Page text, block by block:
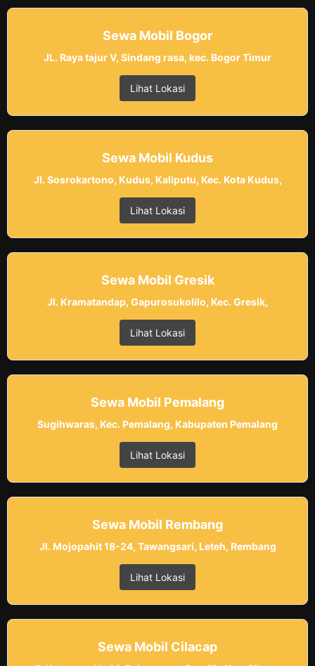
Sewa Mobil Bogor
JL. Raya tajur V, Sindang rasa, kec. Bogor Timur
Lihat Lokasi
Sewa Mobil Kudus
Jl. Sosrokartono, Kudus, Kaliputu, Kec. Kota Kudus,
Lihat Lokasi
Sewa Mobil Gresik
Jl. Kramatandap, Gapurosukolilo, Kec. Gresik,
Lihat Lokasi
Sewa Mobil Pemalang
Sugihwaras, Kec. Pemalang, Kabupaten Pemalang
Lihat Lokasi
Sewa Mobil Rembang
Jl. Mojopahit 18-24, Tawangsari, Leteh, Rembang
Lihat Lokasi
Sewa Mobil Cilacap